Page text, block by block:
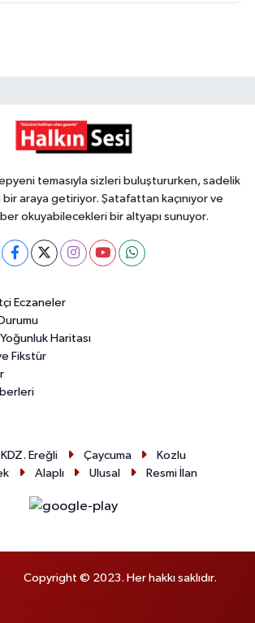
temasıyla sizleri buluştururken, sadelik
araya getiriyor. Şatafattan kaçınıyor ve
okuyabilecekleri bir altyapı sunuyor.
Eczaneler
Haritası
Fikstür
KDZ. Ereğli Çaycuma
Kozlu
Alaplı Ulusal Resmi İlan
Copyright © 2023. Her hakkı saklıdır.